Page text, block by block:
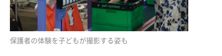
保護者の体験を子どもが撮影する姿も